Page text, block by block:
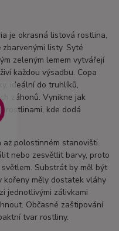
je okrasná listová rostlina,
listy. Syté
zeleným lemem vytvářejí
každou výsadbu. Copa
ideální do truhlíků,
záhonů. Vynikne jak
rostlinami, kde dodá
polostinném stanovišti.
nebo zesvětlit barvy, proto
Substrát by měl být
kořeny měly dostatek vláhy
jednotlivými zálivkami
Občasné zaštipování
tvar rostliny.